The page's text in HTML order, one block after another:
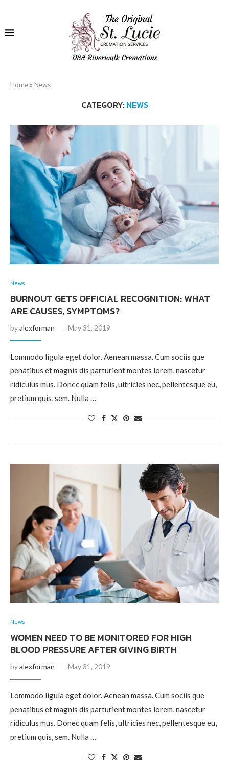
Home » News
CATEGORY:NEWS
News
BURNOUT GETS OFFICIAL RECOGNITION: WHAT
ARE CAUSES, SYMPTOMS?
byalexforman May 31, 2019
Lommodo ligula eget dolor. Aenean massa. Cum sociis que
penatibus et magnis dis parturient montes lorem, nascetur
ridiculus mus. Donec quam felis, ultricies nec, pellentesque eu,
pretium quis, sem. Nulla …
News
WOMEN NEED TO BE MONITORED FOR HIGH
BLOOD PRESSURE AFTER GIVING BIRTH
byalexforman May 31, 2019
Lommodo ligula eget dolor. Aenean massa. Cum sociis que
penatibus et magnis dis parturient montes lorem, nascetur
ridiculus mus. Donec quam felis, ultricies nec, pellentesque eu,
pretium quis, sem. Nulla …